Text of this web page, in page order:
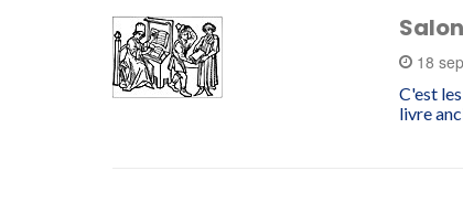
18
C'est
livre